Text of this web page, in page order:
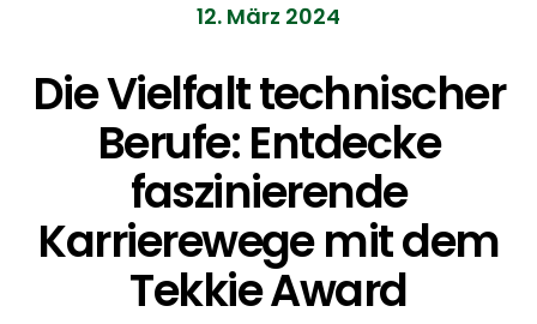
Förderer
12. März 2024
Die Vielfalt technischer
Berufe: Entdecke
faszinierende
Karrierewege mit dem
Tekkie Award